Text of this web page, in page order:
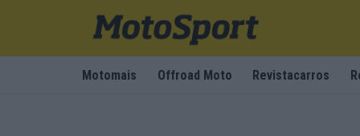
Motomais Offroad Moto Revistacarros